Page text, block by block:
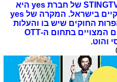
ההשקה המסחרית של שירות STINGTV של חברת yes היא
שלב נוסף בכאוס הרגולטורי הקיים בישראל. המקרה של yes
החוקים שיש בו והעלות
לכיסי הצרכנים), מכל המתחרים המצויים בתחום ה-OTT
והוט.